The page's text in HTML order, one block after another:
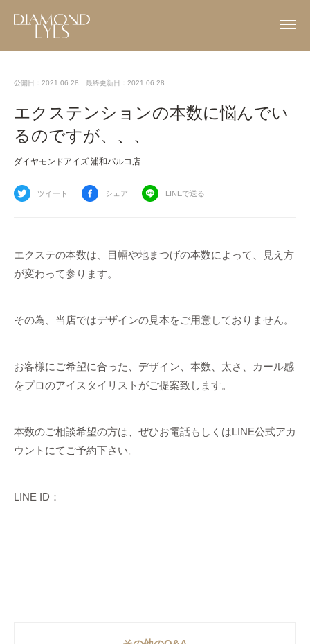
公開日：2021.06.28 最終更新日：2021.06.28
エクステンションの本数に悩んでい
るのですが、、、
ダイヤモンドアイズ 浦和パルコ店
ツイート シェア LINEで送る
エクステの本数は、目幅や地まつげの本数によって、見え方
が変わって参ります。
その為、当店ではデザインの見本をご用意しておりません。
お客様にご希望に合った、デザイン、本数、太さ、カール感
をプロのアイスタイリストがご提案致します。
本数のご相談希望の方は、ぜひお電話もしくはLINE公式アカ
ウントにてご予約下さい。
LINE ID：